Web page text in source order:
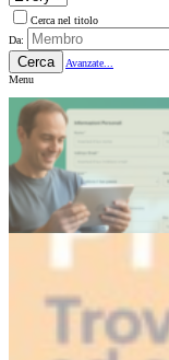
Cerca nel titolo
Da:
Cerca
Avanzate...
Menu